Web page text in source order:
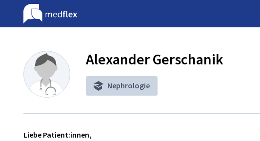
Alexander Gerschanik
Nephrologie
Liebe Patient:innen,